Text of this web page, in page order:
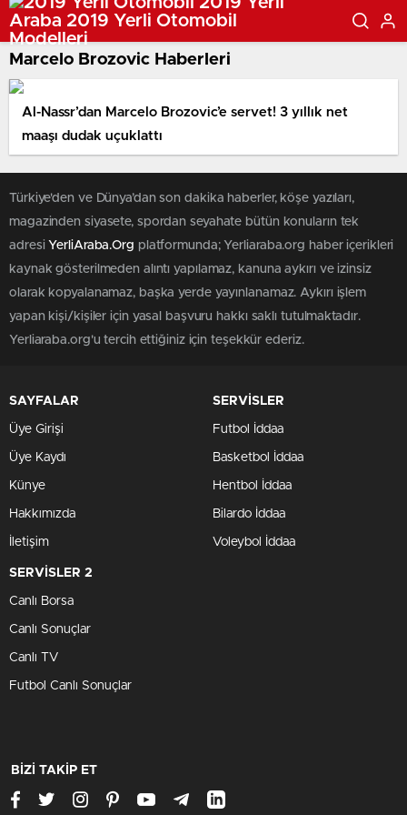
Marcelo Brozovic Haberleri
Al-Nassr’dan Marcelo Brozovic’e servet! 3 yıllık net
maaşı dudak uçuklattı
Türkiye'den ve Dünya’dan son dakika haberler, köşe yazıları,
magazinden siyasete, spordan seyahate bütün konuların tek
adresi YerliAraba.Org platformunda; Yerliaraba.org haber içerikleri
kaynak gösterilmeden alıntı yapılamaz, kanuna aykırı ve izinsiz
olarak kopyalanamaz, başka yerde yayınlanamaz. Aykırı işlem
yapan kişi/kişiler için yasal başvuru hakkı saklı tutulmaktadır.
Yerliaraba.org'u tercih ettiğiniz için teşekkür ederiz.
SAYFALAR
Üye Girişi
Üye Kaydı
Künye
Hakkımızda
İletişim
SERVİSLER
Futbol İddaa
Basketbol İddaa
Hentbol İddaa
Bilardo İddaa
Voleybol İddaa
SERVİSLER 2
Canlı Borsa
Canlı Sonuçlar
Canlı TV
Futbol Canlı Sonuçlar
BİZİ TAKİP ET